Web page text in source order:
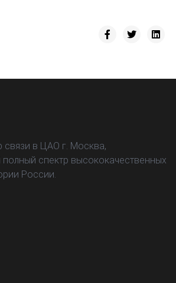
связи в ЦАО г. Москва,
спектр высококачественных
России.